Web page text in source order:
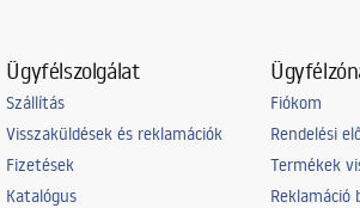
Ügyfélszolgálat
Szállítás
Visszaküldések és reklamációk
Fizetések
Katalógus
Fiókom
Rendelési
Termékek
Reklamáció